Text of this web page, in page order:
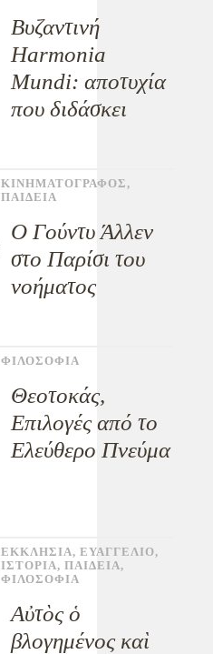
Βυζαντινή
Harmonia
Mundi: αποτυχία
που διδάσκει
ΚΙΝΗΜΑΤΟΓΡΑΦΟΣ ,
ΠΑΙΔΕΙΑ
Ο Γούντυ Άλλεν
στο Παρίσι του
νοήματος
ΦΙΛΟΣΟΦΙΑ
Θεοτοκάς,
Επιλογές από το
Ελεύθερο Πνεύμα
ΕΚΚΛΗΣΙΑ, ΕΥΑΓΓΕΛΙΟ,
ΙΣΤΟΡΙΑ, ΠΑΙΔΕΙΑ,
ΦΙΛΟΣΟΦΙΑ
Αὐτὸς ὁ
βλογημένος καὶ